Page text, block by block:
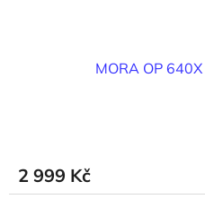
MORA OP
2 999 Kč